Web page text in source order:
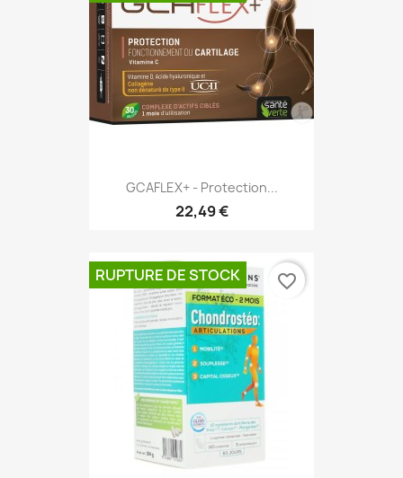
GCAFLEX+ - Protection...
22,49 €
RUPTURE DE STOCK favorite_border